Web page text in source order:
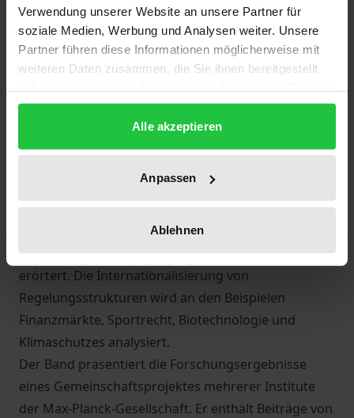
Verwendung unserer Website an unsere Partner für
soziale Medien, Werbung und Analysen weiter. Unsere
Partner führen diese Informationen möglicherweise mit
weiteren Daten zusammen, die Sie ihnen bereitgestellt
gesammelt haben.
Alle akzeptieren
Anpassen
Ablehnen
Unterscheidung des Öffentlichen vom Privaten
hinweggehen. Die Frage nach den Konsequenzen
des Phänomens der Globalisierung für rechtliche
wie für politische Regelungsstrukturen und -ebenen
Erste Antworten auf die Frage, was nach dem
Institutionenökonomie und dem Standesrecht der
Ingenieure. Die Bemühungen um europaweite
Regulierung werden aus den Blickwinkeln des
Sozialrechts, Strafrechts und service publique
erörtert. Die Internationalisierung von
Regelungsstrukturen wird an den Beispielen
Finanzmärkte, Sportrecht, Biotechnologie und
Klimaschutzes analysiert.
Der Band präsentiert die Forschungsergebnisse
eines Gemeinschaftsprojektes mehrerer Institute
der Max-Planck-Gesellschaft. Er enthält Beiträge von